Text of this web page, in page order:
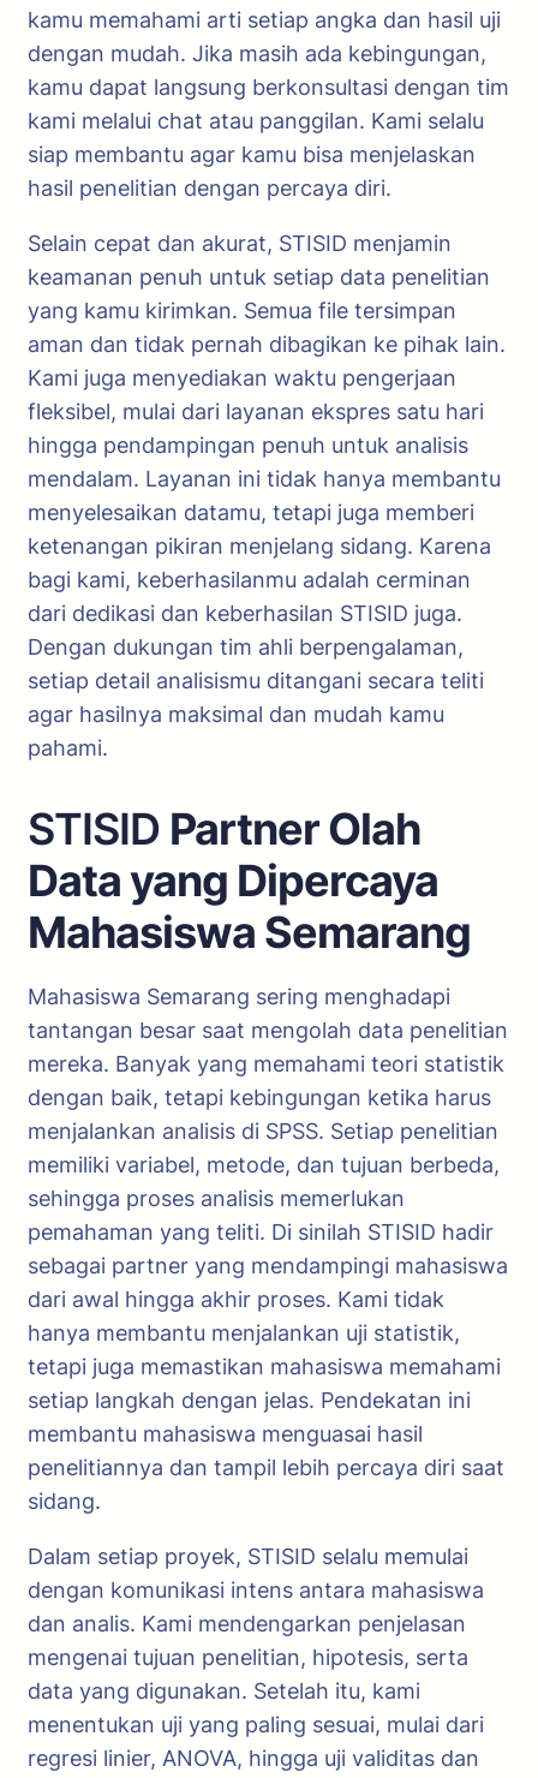
kamu memahami arti setiap angka dan hasil uji
dengan mudah. Jika masih ada kebingungan,
kamu dapat langsung berkonsultasi dengan tim
kami melalui chat atau panggilan. Kami selalu
siap membantu agar kamu bisa menjelaskan
hasil penelitian dengan percaya diri.
Selain cepat dan akurat, STISID menjamin
keamanan penuh untuk setiap data penelitian
yang kamu kirimkan. Semua file tersimpan
aman dan tidak pernah dibagikan ke pihak lain.
Kami juga menyediakan waktu pengerjaan
fleksibel, mulai dari layanan ekspres satu hari
hingga pendampingan penuh untuk analisis
mendalam. Layanan ini tidak hanya membantu
menyelesaikan datamu, tetapi juga memberi
ketenangan pikiran menjelang sidang. Karena
bagi kami, keberhasilanmu adalah cerminan
dari dedikasi dan keberhasilan STISID juga.
Dengan dukungan tim ahli berpengalaman,
setiap detail analisismu ditangani secara teliti
agar hasilnya maksimal dan mudah kamu
pahami.
STISID Partner Olah
Data yang Dipercaya
Mahasiswa Semarang
Mahasiswa Semarang sering menghadapi
tantangan besar saat mengolah data penelitian
mereka. Banyak yang memahami teori statistik
dengan baik, tetapi kebingungan ketika harus
menjalankan analisis di SPSS. Setiap penelitian
memiliki variabel, metode, dan tujuan berbeda,
sehingga proses analisis memerlukan
pemahaman yang teliti. Di sinilah STISID hadir
sebagai partner yang mendampingi mahasiswa
dari awal hingga akhir proses. Kami tidak
hanya membantu menjalankan uji statistik,
tetapi juga memastikan mahasiswa memahami
setiap langkah dengan jelas. Pendekatan ini
membantu mahasiswa menguasai hasil
penelitiannya dan tampil lebih percaya diri saat
sidang.
Dalam setiap proyek, STISID selalu memulai
dengan komunikasi intens antara mahasiswa
dan analis. Kami mendengarkan penjelasan
mengenai tujuan penelitian, hipotesis, serta
data yang digunakan. Setelah itu, kami
menentukan uji yang paling sesuai, mulai dari
regresi linier, ANOVA, hingga uji validitas dan